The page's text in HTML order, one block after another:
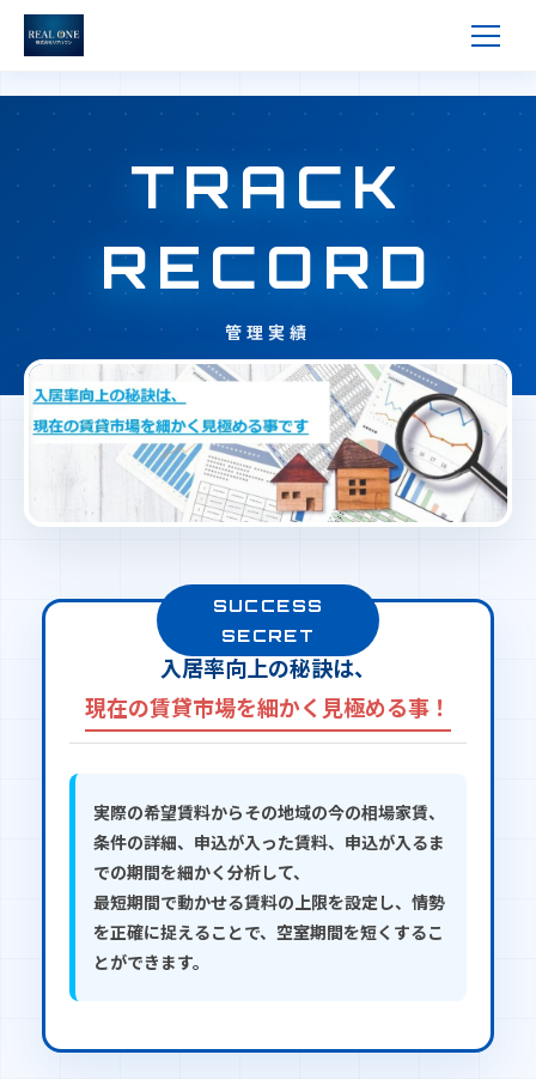
TRACK
RECORD
管理実績
入居率向上の秘訣は、
現在の賃貸市場を細かく見極める事！
実際の希望賃料からその地域の今の相場家賃、
条件の詳細、申込が入った賃料、申込が入るま
での期間を細かく分析して、
最短期間で動かせる賃料の上限を設定し、情勢
を正確に捉えることで、空室期間を短くするこ
とができます。